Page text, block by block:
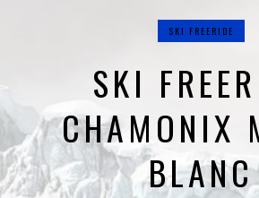
SKI FREERIDE
SKI
CHAMONIX
BLANC